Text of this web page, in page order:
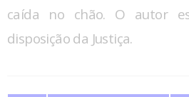
caída no chão. O autor
disposição da Justiça.